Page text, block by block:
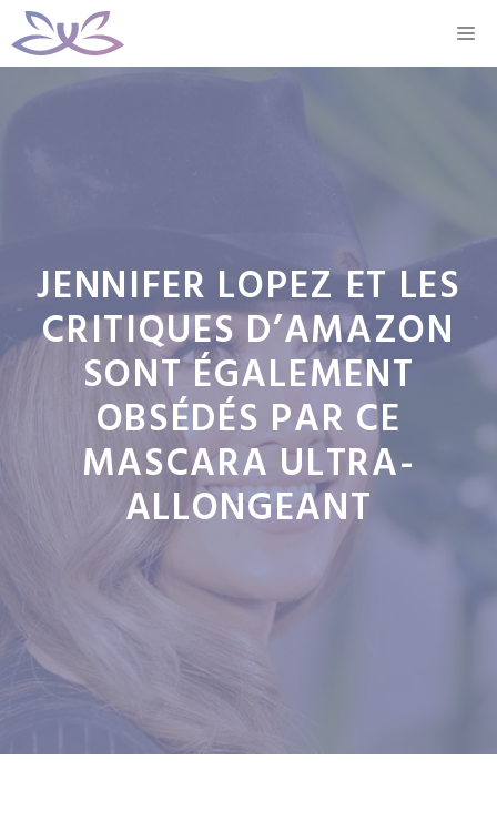
Aller
au
JENNIFER LOPEZ ET LES
CRITIQUES D’AMAZON
SONT ÉGALEMENT
OBSÉDÉS PAR CE
MASCARA ULTRA-
ALLONGEANT